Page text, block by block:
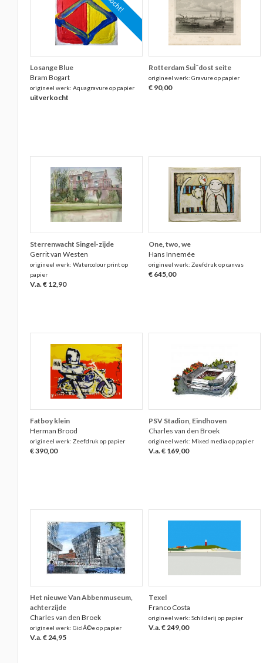
Losange Blue
Bram Bogart
origineel werk: Aquagravure op papier
uitverkocht
Rotterdam SuÌˆdost seite
origineel werk: Gravure op papier
€ 90,00
Sterrenwacht Singel-zijde
Gerrit van Westen
origineel werk: Watercolour print op
papier
V.a. € 12,90
One, two, we
Hans Innemée
origineel werk: Zeefdruk op canvas
€ 645,00
Fatboy klein
Herman Brood
origineel werk: Zeefdruk op papier
€ 390,00
PSV Stadion, Eindhoven
Charles van den Broek
origineel werk: Mixed media op papier
V.a. € 169,00
Het nieuwe Van Abbenmuseum,
achterzijde
Charles van den Broek
origineel werk: GiclÃ©e op papier
V.a. € 24,95
Texel
Franco Costa
origineel werk: Schilderij op papier
V.a. € 249,00